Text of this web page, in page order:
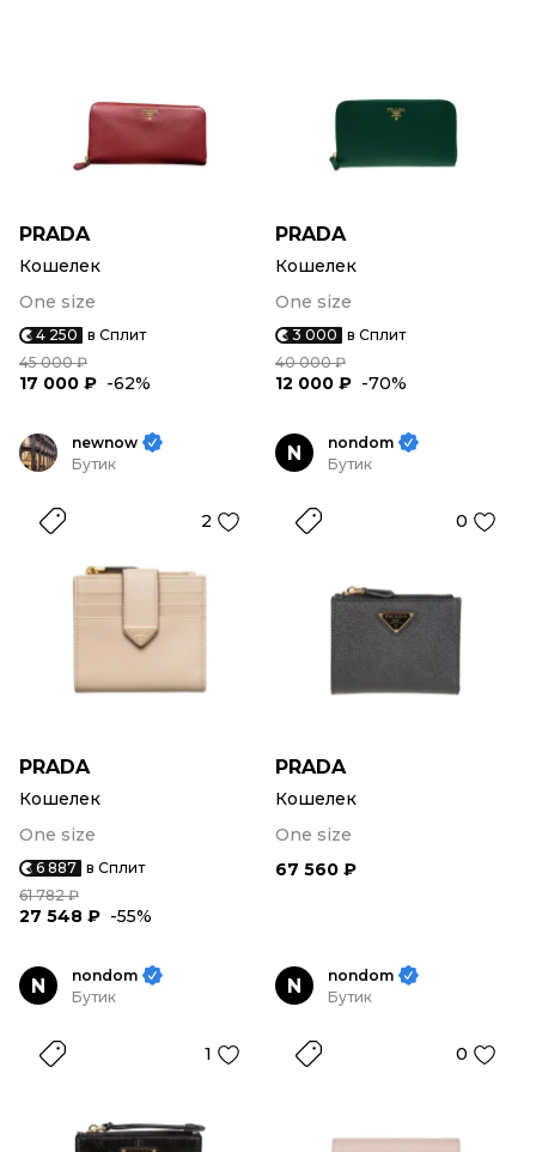
PRADA
Кошелек
One size
4 250 в Сплит
45 000 ₽
17 000 ₽ -62%
PRADA
Кошелек
One size
3 000 в Сплит
40 000 ₽
12 000 ₽ -70%
newnow
Бутик
2
PRADA
Кошелек
One size
6 887 в Сплит
61 782 ₽
27 548 ₽ -55%
N
nondom
Бутик
0
PRADA
Кошелек
One size
67 560 ₽
N
nondom
Бутик
1
N
nondom
Бутик
0